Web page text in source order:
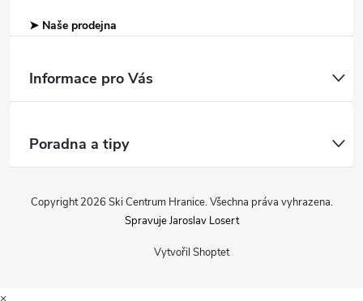
➤ Naše prodejna
Informace pro Vás
Poradna a tipy
Vytvořil Shoptet
Copyright 2026 Ski Centrum Hranice. Všechna práva vyhrazena.
Spravuje Jaroslav Losert